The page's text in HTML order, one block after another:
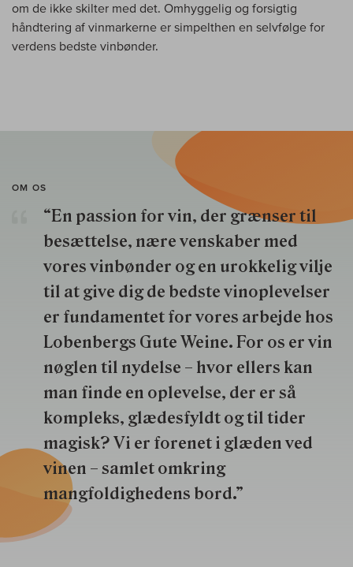
om de ikke skilter med det. Omhyggelig og forsigtig
håndtering af vinmarkerne er simpelthen en selvfølge for
verdens bedste vinbønder.
OM OS
“En passion for vin, der grænser til
besættelse, nære venskaber med
vores vinbønder og en urokkelig vilje
til at give dig de bedste vinoplevelser
er fundamentet for vores arbejde hos
Lobenbergs Gute Weine. For os er vin
nøglen til nydelse – hvor ellers kan
man finde en oplevelse, der er så
kompleks, glædesfyldt og til tider
magisk? Vi er forenet i glæden ved
vinen – samlet omkring
mangfoldighedens bord.”